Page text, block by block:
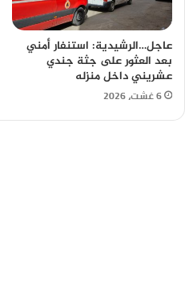
عاجل…الرشيدية: استنفار أمني
بعد العثور على جثة جندي
عشريني داخل منزله
6 غشت، 2026